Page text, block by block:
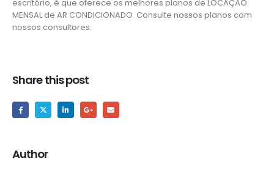
escritório, é que oferece os melhores planos de LOCAÇÃO
MENSAL de AR CONDICIONADO. Consulte nossos planos com
nossos consultores.
Share this post
Author